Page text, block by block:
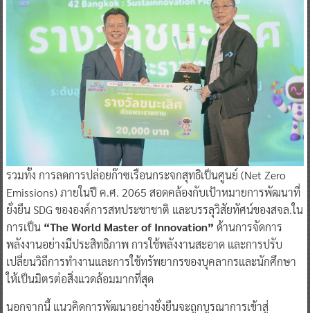
รวมทั้ง การลดการปล่อยก๊าซเรือนกระจกสุทธิเป็นศูนย์ (Net Zero
Emissions) ภายในปี ค.ศ. 2065 สอดคล้องกับเป้าหมายการพัฒนาที่
ยั่งยืน SDG ขององค์การสหประชาชาติ และบรรลุวิสัยทัศน์ของสจล.ใน
การเป็น “The World Master of Innovation” ด้านการจัดการ
พลังงานอย่างมีประสิทธิภาพ การใช้พลังงานสะอาด และการปรับ
เปลี่ยนวิถีการทำงานและการใช้ทรัพยากรของบุคลากรและนักศึกษา
ให้เป็นมิตรต่อสิ่งแวดล้อมมากที่สุด
นอกจากนี้ แนวคิดการพัฒนาอย่างยั่งยืนจะถูกบูรณาการเข้าสู่